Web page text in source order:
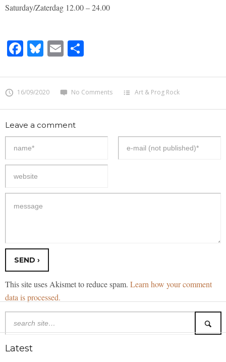
Saturday/Zaterdag 12.00 – 24.00
Facebook
Bluesky
Email
16/09/2020 No Comments Art & Prog Rock
Leave a comment
This site uses Akismet to reduce spam. Learn how your comment
data is processed.
Latest